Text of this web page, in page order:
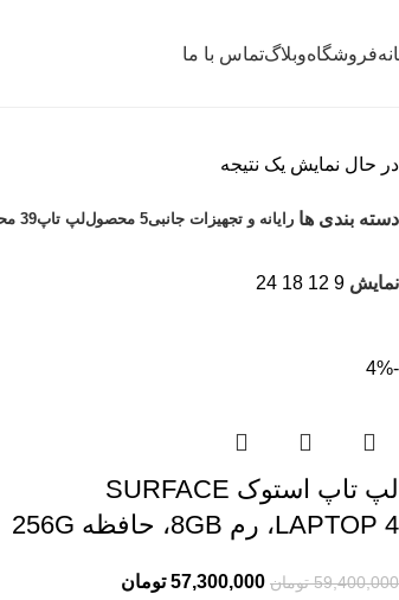
فروشگاهوبلاگتماس با ما
در حال نمایش یک نتیجه
دسته بندی ها رایانه و تجهیزات جانبی5 محصول لپ تاپ39 محصول
نمایش 9
12
18
24
-4%
لپ تاپ استوک SURFACE
LAPTOP 4، رم 8GB، حافظه 256G
59,400,000 تومان 57,300,000 تومان